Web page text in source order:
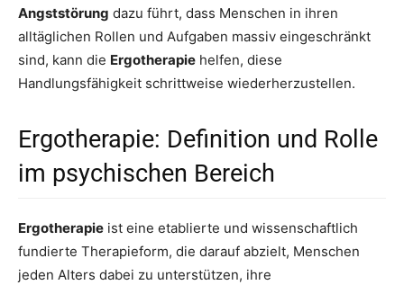
Angststörung dazu führt, dass Menschen in ihren
alltäglichen Rollen und Aufgaben massiv eingeschränkt
sind, kann die Ergotherapie helfen, diese
Handlungsfähigkeit schrittweise wiederherzustellen.
Ergotherapie: Definition und Rolle
im psychischen Bereich
Ergotherapie ist eine etablierte und wissenschaftlich
fundierte Therapieform, die darauf abzielt, Menschen
jeden Alters dabei zu unterstützen, ihre